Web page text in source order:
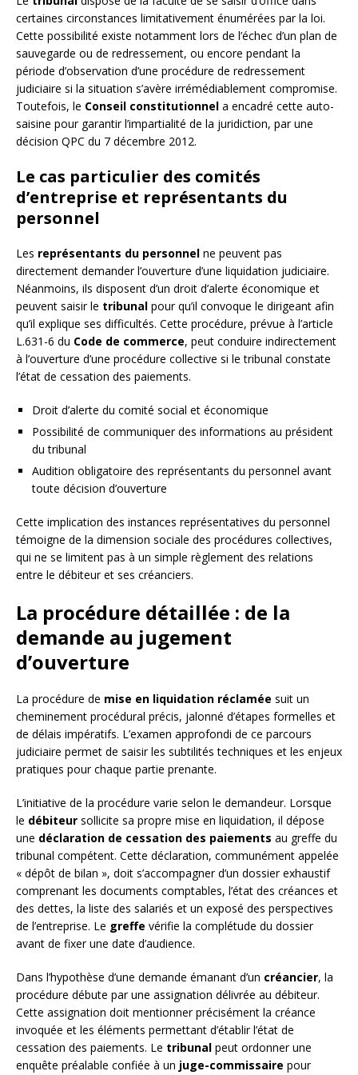
certaines circonstances limitativement énumérées par la loi.
Cette possibilité existe notamment lors de l’échec d’un plan de
sauvegarde ou de redressement, ou encore pendant la
période d’observation d’une procédure de redressement
judiciaire si la situation s’avère irrémédiablement compromise.
Toutefois, le Conseil constitutionnel a encadré cette auto-
saisine pour garantir l’impartialité de la juridiction, par une
décision QPC du 7 décembre 2012.
Le cas particulier des comités
d’entreprise et représentants du
personnel
Les représentants du personnel ne peuvent pas
directement demander l’ouverture d’une liquidation judiciaire.
Néanmoins, ils disposent d’un droit d’alerte économique et
peuvent saisir le tribunal pour qu’il convoque le dirigeant afin
qu’il explique ses difficultés. Cette procédure, prévue à l’article
L.631-6 du Code de commerce, peut conduire indirectement
à l’ouverture d’une procédure collective si le tribunal constate
l’état de cessation des paiements.
Droit d’alerte du comité social et économique
Possibilité de communiquer des informations au président
du tribunal
Audition obligatoire des représentants du personnel avant
toute décision d’ouverture
Cette implication des instances représentatives du personnel
témoigne de la dimension sociale des procédures collectives,
qui ne se limitent pas à un simple règlement des relations
entre le débiteur et ses créanciers.
La procédure détaillée : de la
demande au jugement
d’ouverture
La procédure de mise en liquidation réclamée suit un
cheminement procédural précis, jalonné d’étapes formelles et
de délais impératifs. L’examen approfondi de ce parcours
judiciaire permet de saisir les subtilités techniques et les enjeux
pratiques pour chaque partie prenante.
L’initiative de la procédure varie selon le demandeur. Lorsque
le débiteur sollicite sa propre mise en liquidation, il dépose
une déclaration de cessation des paiements au greffe du
tribunal compétent. Cette déclaration, communément appelée
« dépôt de bilan », doit s’accompagner d’un dossier exhaustif
comprenant les documents comptables, l’état des créances et
des dettes, la liste des salariés et un exposé des perspectives
de l’entreprise. Le greffe vérifie la complétude du dossier
avant de fixer une date d’audience.
Dans l’hypothèse d’une demande émanant d’un créancier, la
procédure débute par une assignation délivrée au débiteur.
Cette assignation doit mentionner précisément la créance
invoquée et les éléments permettant d’établir l’état de
cessation des paiements. Le tribunal peut ordonner une
enquête préalable confiée à un juge-commissaire pour